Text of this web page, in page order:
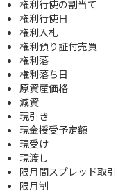
権利行使の割当て
権利行使日
権利入札
権利預り証付売買
権利落
権利落ち日
原資産価格
減資
現引き
現金授受予定額
現受け
現渡し
限月間スプレッド取引
限月制